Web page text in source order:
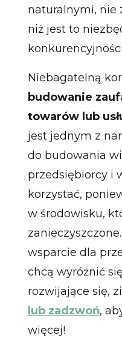
naturalnymi, nie
niż jest to
Niebagatelną
budowanie
towarów lub
jest jednym z
do budowania
przedsiębiorcy i
korzystać,
w środowisku,
wsparcie dla
chcą wyróżnić
rozwijające się,
lub zadzwoń,
więcej!